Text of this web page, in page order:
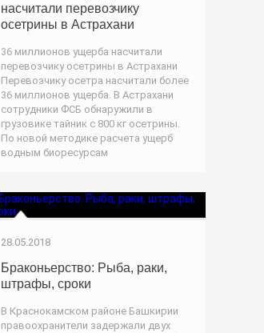
насчитали перевозчику
осетрины в Астрахани
36 миллионов ущерба насчитали
перевозчику осетрины в Астрахани
Перевозчику осетра насчитали более
36 миллионов ущерба. В Астрахани
сотрудники ФСБ обнаружили в
грузовике тайник с 800 кг осетрины.
По новой методике расчета ущерб
водным биоресурсам
28.05.2018
Браконьерство: Рыба, раки,
штрафы, сроки
В Краснокамском районе Башкирии
правоохранители задержали двух